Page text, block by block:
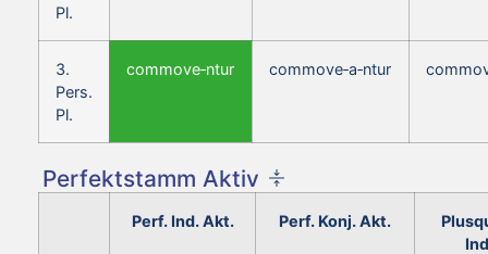
Pl.
3.
Pers.
Pl.
commove‑ntur commove‑a‑ntur
Perfektstamm Aktiv
Perf. Ind. Akt. Perf. Konj. Akt.